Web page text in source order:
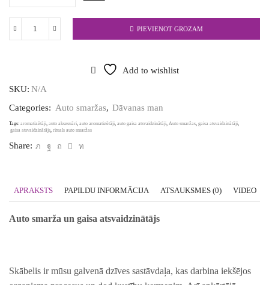
Auto
daudzums
PIEVIENOT GROZAM
Add to wishlist
SKU: N/A
Categories: Auto smaržas, Dāvanas man
Tags: aromatizētāji, auto aksesuāri, auto aromatizētāji, auto gaisa atsvaidzinātāji, Auto smaržas, gaisa atsvaidzinātāji,
gaisa atsvaidzinātājs, rituals auto smaržas
Share:
APRAKSTS PAPILDU INFORMĀCIJA ATSAUKSMES (0) VIDEO
Auto smarža un gaisa atsvaidzinātājs
Skābelis ir mūsu galvenā dzīves sastāvdaļa, kas darbina iekšējos